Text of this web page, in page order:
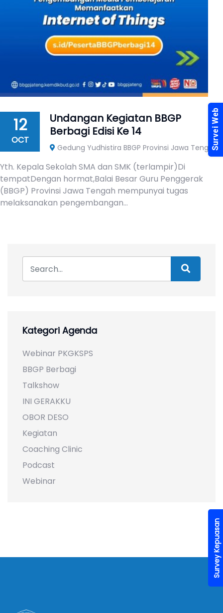
12
OCT
Undangan Kegiatan BBGP
Berbagi Edisi Ke 14
Gedung Yudhistira BBGP Provinsi Jawa Tengah
Yth. Kepala Sekolah SMA dan SMK (terlampir)Di
tempatDengan hormat,Balai Besar Guru Penggerak
(BBGP) Provinsi Jawa Tengah mempunyai tugas
melaksanakan pengembangan...
Kategori Agenda
Webinar PKGKSPS
BBGP Berbagi
Talkshow
INI GERAKKU
OBOR DESO
Kegiatan
Coaching Clinic
Podcast
Webinar
Survey Kepuasan